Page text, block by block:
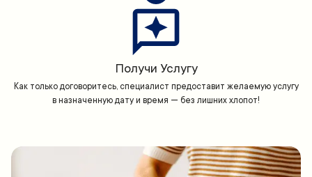
Получи Услугу
Как только договоритесь, специалист предоставит желаемую услугу
в назначенную дату и время — без лишних хлопот!